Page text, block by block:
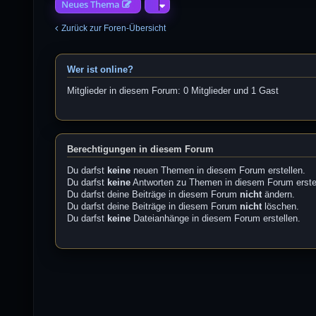
Neues Thema
Zurück zur Foren-Übersicht
Wer ist online?
Mitglieder in diesem Forum: 0 Mitglieder und 1 Gast
Berechtigungen in diesem Forum
Du darfst keine neuen Themen in diesem Forum erstellen.
Du darfst keine Antworten zu Themen in diesem Forum
Du darfst deine Beiträge in diesem Forum nichtändern.
Du darfst deine Beiträge in diesem Forum nichtlöschen.
Du darfst keine Dateianhänge in diesem Forum erstellen.